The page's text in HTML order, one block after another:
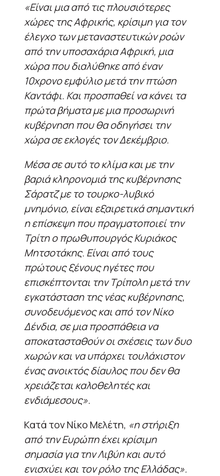
«Είναι μια από τις πλουσιότερες
χώρες της Αφρικής, κρίσιμη για τον
έλεγχο των μεταναστευτικών ροών
από την υποσαχάρια Αφρική, μια
χώρα που διαλύθηκε από έναν
10χρονο εμφύλιο μετά την πτώση
Καντάφι. Και προσπαθεί να κάνει τα
πρώτα βήματα με μια προσωρινή
κυβέρνηση που θα οδηγήσει την
χώρα σε εκλογές τον Δεκέμβριο.
Μέσα σε αυτό το κλίμα και με την
βαριά κληρονομιά της κυβέρνησης
Σάρατζ με το τουρκο-λυβικό
μνημόνιο, είναι εξαιρετικά σημαντική
η επίσκεψη που πραγματοποιεί την
Τρίτη ο πρωθυπουργός Κυριάκος
Μητσοτάκης. Είναι από τους
πρώτους ξένους ηγέτες που
επισκέπτονται την Τρίπολη μετά την
εγκατάσταση της νέας κυβέρνησης,
συνοδευόμενος και από τον Νίκο
Δένδια, σε μια προσπάθεια να
αποκατασταθούν οι σχέσεις των δυο
χωρών και να υπάρχει τουλάχιστον
ένας ανοικτός δίαυλος που δεν θα
χρειάζεται καλοθελητές και
ενδιάμεσους».
Κατά τον Νίκο Μελέτη, «η στήριξη
από την Ευρώπη έχει κρίσιμη
σημασία για την Λιβύη και αυτό
ενισχύει και τον ρόλο της Ελλάδας».